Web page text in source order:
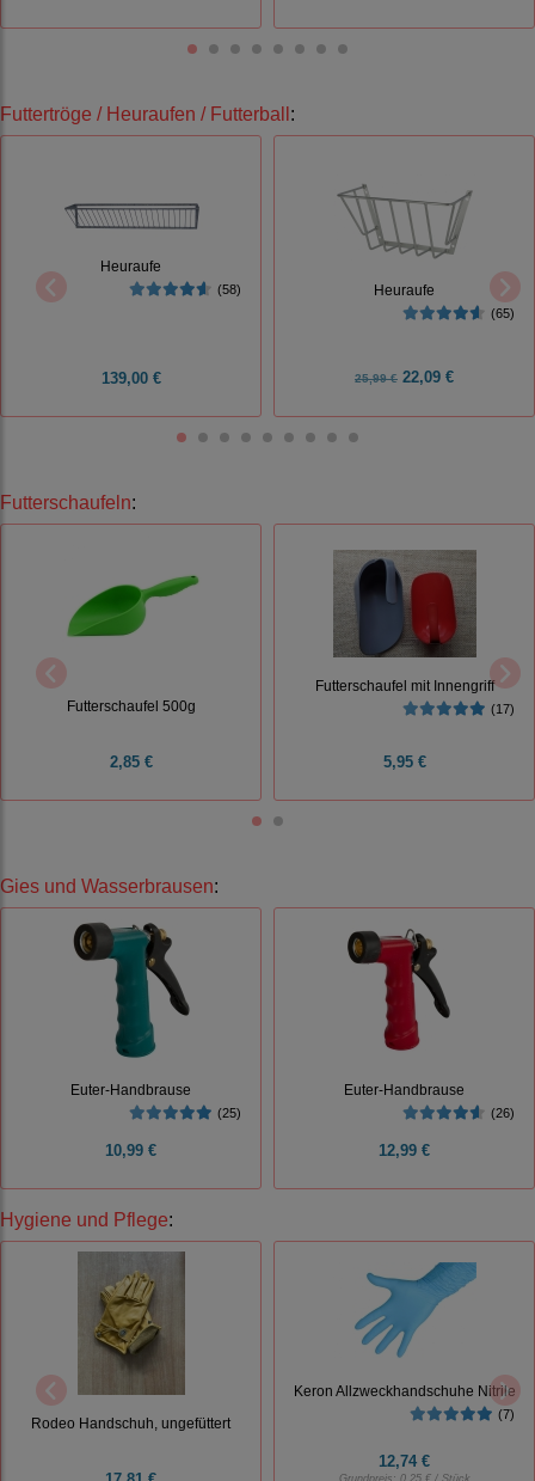
Futtertröge / Heuraufen / Futterball :
Heuraufe
(58)
139,00 €
Heuraufe
(65)
25,99 € 22,09 €
Futterschaufeln:
Futterschaufel 500g
2,85 €
Futterschaufel mit Innengriff
(17)
5,95 €
Gies und Wasserbrausen:
Euter-Handbrause
(25)
10,99 €
Euter-Handbrause
(26)
12,99 €
Hygiene und Pflege:
Rodeo Handschuh, ungefüttert
Keron Allzweckhandschuhe Nitrile
(7)
12,74 €
Grundpreis: 0,25 € / Stück